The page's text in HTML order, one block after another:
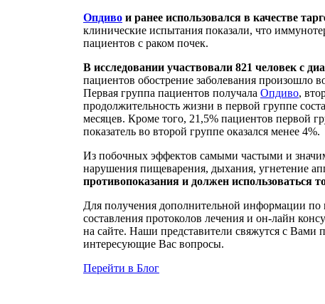
Опдиво и ранее использовался в качестве
клинические испытания показали, что
пациентов с раком почек.
В исследовании участвовали 821 человек с
пациентов обострение заболевания произошло
Первая группа пациентов получала Опдиво,
продолжительность жизни в первой группе
месяцев. Кроме того, 21,5% пациентов первой
показатель во второй группе оказался менее 4%.
Из побочных эффектов самыми частыми и
нарушения пищеварения, дыхания, угнетение
противопоказания и должен использоваться
Для получения дополнительной информации по
составления протоколов лечения и он-лайн
на сайте. Наши представители свяжутся с Вами
интересующие Вас вопросы.
Перейти в Блог